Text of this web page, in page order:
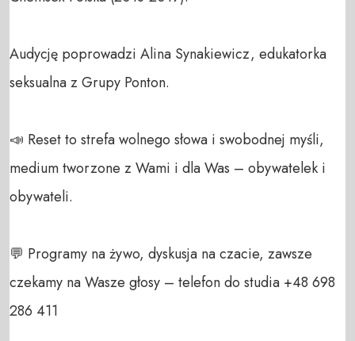
Audycję poprowadzi Alina Synakiewicz, edukatorka
seksualna z Grupy Ponton.
📣 Reset to strefa wolnego słowa i swobodnej myśli,
medium tworzone z Wami i dla Was – obywatelek i
obywateli.
💬 Programy na żywo, dyskusja na czacie, zawsze
czekamy na Wasze głosy – telefon do studia +48 698
286 411